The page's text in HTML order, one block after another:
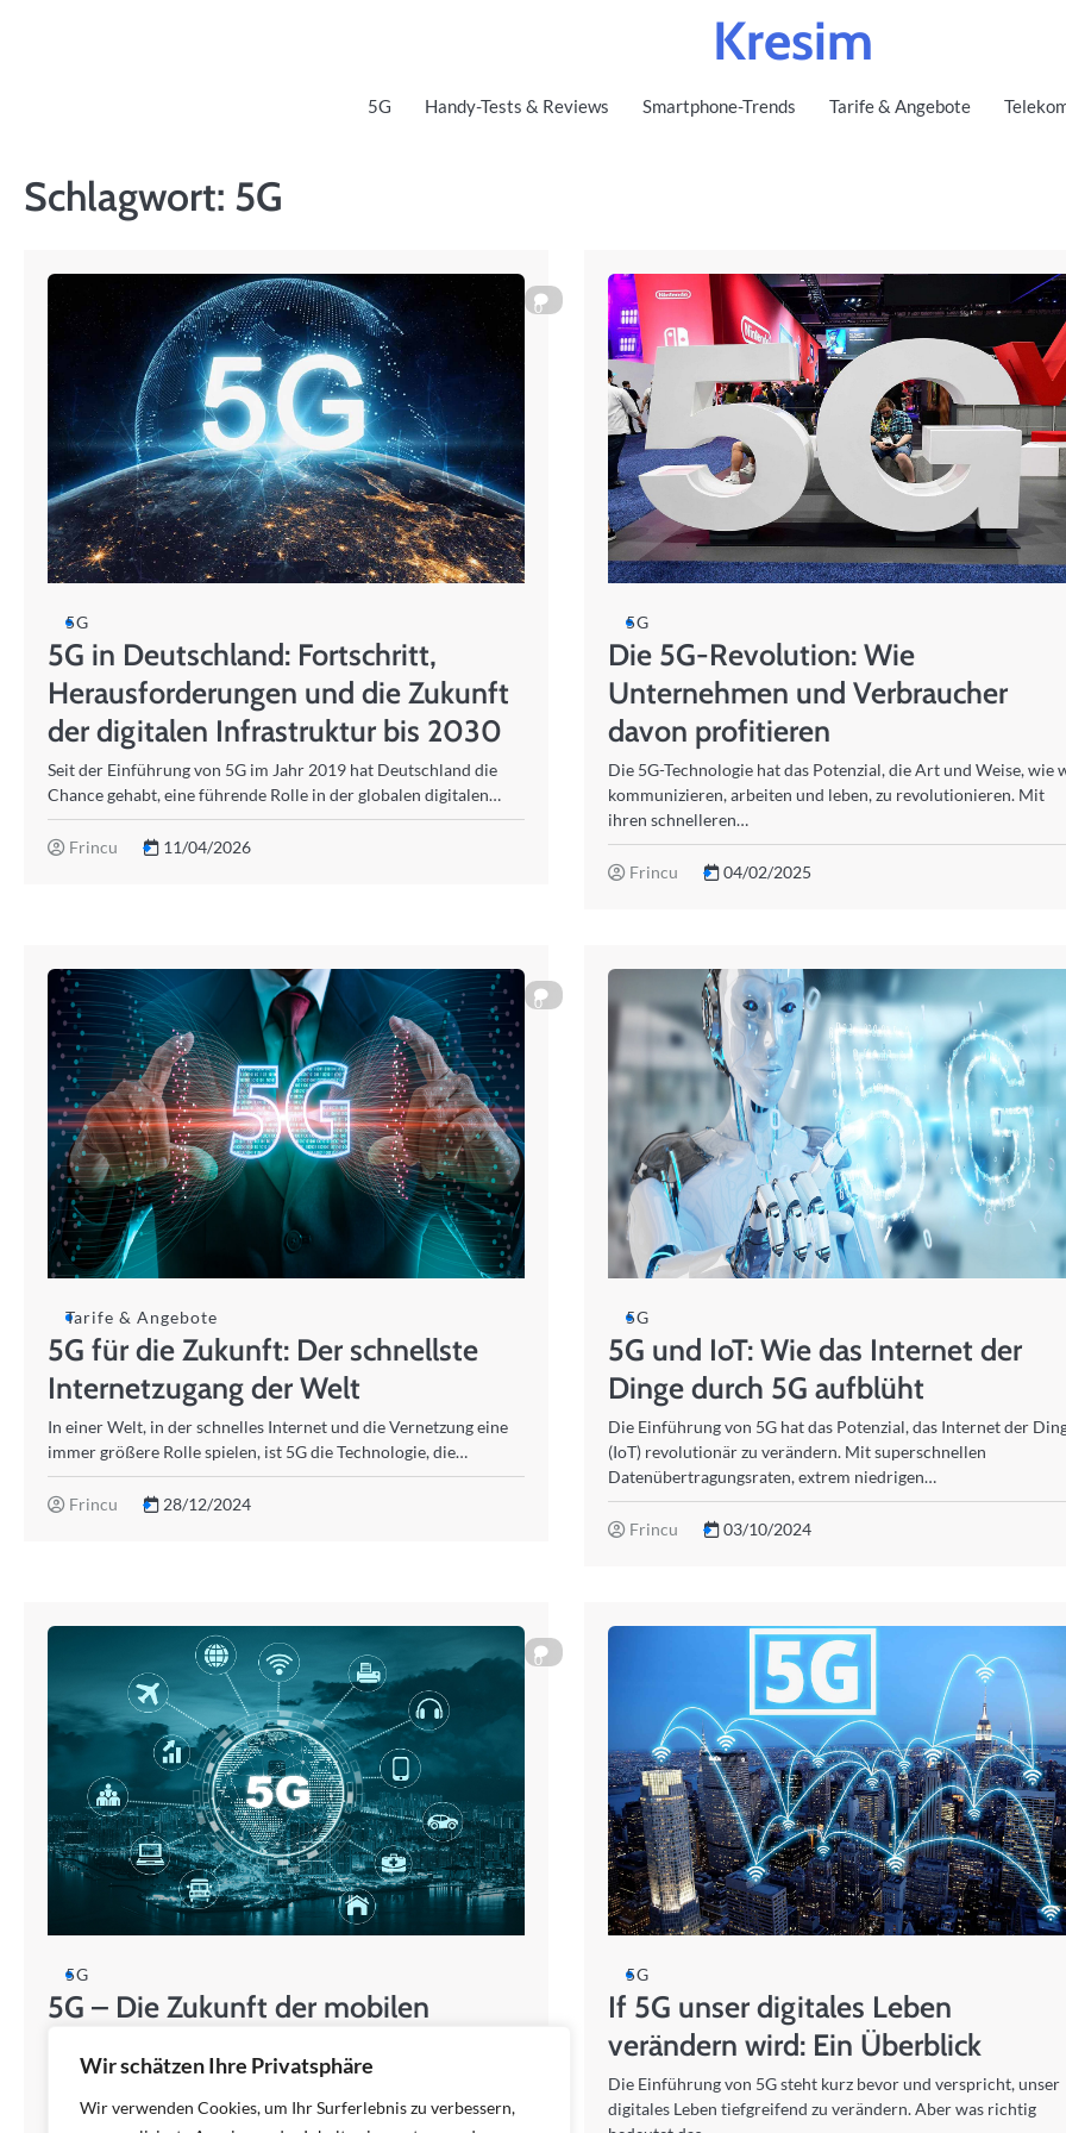
Wir schätzen Ihre Privatsphäre
Wir verwenden Cookies, um Ihr Surferlebnis zu verbessern,
Kresim
5G Handy-Tests & Reviews Smartphone-Trends Tarife & Angebote
Schlagwort: 5G
0
5G
5G in Deutschland: Fortschritt,
Herausforderungen und die Zukunft
der digitalen Infrastruktur bis 2030
Seit der Einführung von 5G im Jahr 2019 hat Deutschland die
Chance gehabt, eine führende Rolle in der globalen digitalen…
Frincu 11/04/2026
5G
Die 5G-Revolution: Wie
Unternehmen und Verbraucher
davon profitieren
Die 5G-Technologie hat das Potenzial, die Art und Weise, wie
kommunizieren, arbeiten und leben, zu revolutionieren. Mit
ihren schnelleren…
Frincu 04/02/2025
0
Tarife & Angebote
5G für die Zukunft: Der schnellste
Internetzugang der Welt
In einer Welt, in der schnelles Internet und die Vernetzung eine
immer größere Rolle spielen, ist 5G die Technologie, die…
Frincu 28/12/2024
5G
5G und IoT: Wie das Internet der
Dinge durch 5G aufblüht
Die Einführung von 5G hat das Potenzial, das Internet der
(IoT) revolutionär zu verändern. Mit superschnellen
Datenübertragungsraten, extrem niedrigen…
Frincu 03/10/2024
0
5G
5G – Die Zukunft der mobilen
musst
Die mobile Kommunikation hat in den letzten Jahrzehnten
5G
If 5G unser digitales Leben
verändern wird: Ein Überblick
Die Einführung von 5G steht kurz bevor und verspricht, unser
digitales Leben tiefgreifend zu verändern. Aber was richtig